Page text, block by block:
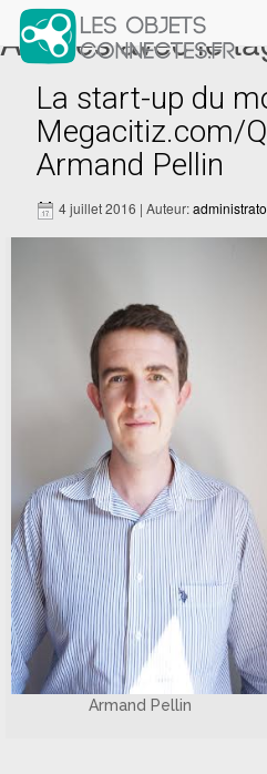
Articles avec le
La start-up du
Megacitiz.com/
Armand Pellin
4 juillet 2016 | Auteur:
Armand Pellin